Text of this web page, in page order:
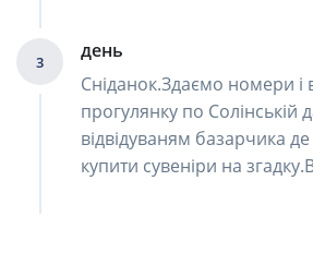
3
день
Сніданок.Здаємо номери
прогулянку по Солінській
відвідуваням базарчика
купити сувеніри на